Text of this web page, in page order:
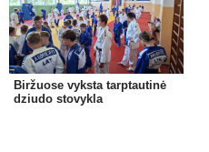
Biržuose vyksta tarptautinė
dziudo stovykla